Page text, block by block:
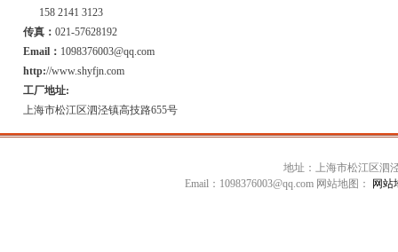
158 2141 3123
传真：021-57628192
Email： 1098376003@qq.com
http://www.shyfjn.com
工厂地址:
上海市松江区泗泾镇高技路655号
地址：上海市松江区泗泾
Email：1098376003@qq.com 网站地图：
网站